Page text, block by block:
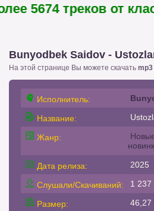
5674 треков от
Bunyodbek Saidov -
На этой странице Вы можете скачать mp3
Исполнитель:
Название:
Жанр:
Дата релиза: 2025
Слушали/Скачиваний: 1 237
Размер: